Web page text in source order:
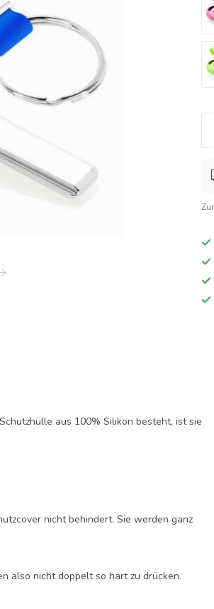
aus 100% Silikon besteht, ist sie
nicht behindert. Sie werden ganz
also nicht doppelt so hart zu drücken.